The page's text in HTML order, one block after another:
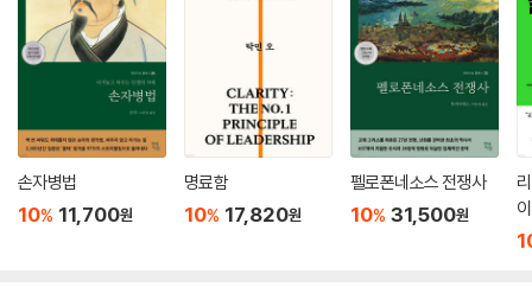
통치자가 무능하고 정치가 부패하면 반드시 나타나는 현상이 다름 아닌
‘간신(奸臣)’이다. 간신들은 예외 없이 우두머리 간신, 즉 대간(大奸)을
중심으로 철저하게 사리사욕을 채우기 위해 패거리를 짓는다. 새끼 간신,
즉 소간(小奸)들은 ‘대간’의 권력 유지를 위해 온갖 패악(悖惡)질을 다 저
지르는데 가장 대표적인 것이 여론을 조작하여 ‘대간’을 어마무시한 인물
로 만드는 것이다.
4. 권력(權力)은 힘을 나누는 것이다
권력이란 단어에서 ‘권(權)’은 저울추다. 물건의 무게를 달 때는 그 무게에
맞는 저울추를 사용한다. 따라서 권력의 정확한 뜻은 ‘힘을 고르게 나눈
다’는 것이다. 권력과 거기에서 파생되는 여러 문제들을 다양한 사례로 살
펴보았고, 아울러 리더십 문제도 다루었다. 아무래도 이 부분의 비중이 가
장 클 수밖에 없었다.
손자병법
10% 11,700원
명료함
10% 17,820원
펠로폰네소스 전쟁사
10% 31,500원